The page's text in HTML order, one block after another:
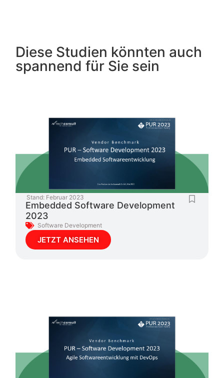
Diese Studien könnten auch
spannend für Sie sein
Stand: Februar 2023
Embedded Software Development
2023
Software Development
JETZT ANSEHEN